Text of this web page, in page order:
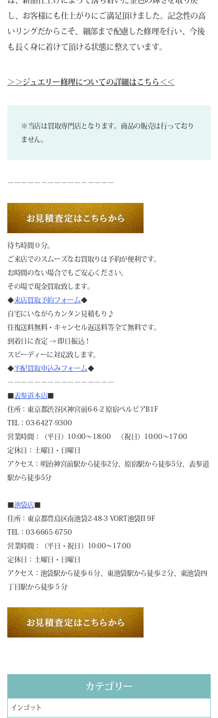
し、お客様にも仕上がりにご満足頂けました。記念性の高
いリングだからこそ、細部まで配慮した修理を行い、今後
も長く身に着けて頂ける状態に整えています。
＞＞ジュエリー修理についての詳細はこちら＜＜
※当店は買取専門店となります。商品の販売は行っており
ません。
－－－－－－－－－－－－－－－－
待ち時間０分。
ご来店でのスムーズなお買取りは予約が便利です。
お時間のない場合でもご安心ください。
その場で現金買取致します。
◆来店買取予約フォーム◆
自宅にいながらカンタン見積もり♪
往復送料無料・キャンセル返送料等全て無料です。
到着日に査定 → 即日振込！
スピーディーに対応致します。
◆宅配買取申込みフォーム◆
－－－－－－－－－－－－－－－－
■表参道本店■
住所：東京都渋谷区神宮前6-6-2 原宿ベルピアB1F
TEL：03-6427-9300
営業時間：（平日）10:00～18:00 （祝日）10:00～17:00
定休日：土曜日・日曜日
アクセス：明治神宮前駅から徒歩2分、原宿駅から徒歩5分、表参道
駅から徒歩5分
■池袋店■
住所：東京都豊島区南池袋2-48-3 VORT池袋II 9F
TEL：03-6665-6750
営業時間：（平日・祝日）10:00～17:00
定休日：土曜日・日曜日
アクセス：池袋駅から徒歩６分、東池袋駅から徒歩２分、東池袋四
丁目駅から徒歩５分
カテゴリー
インゴット